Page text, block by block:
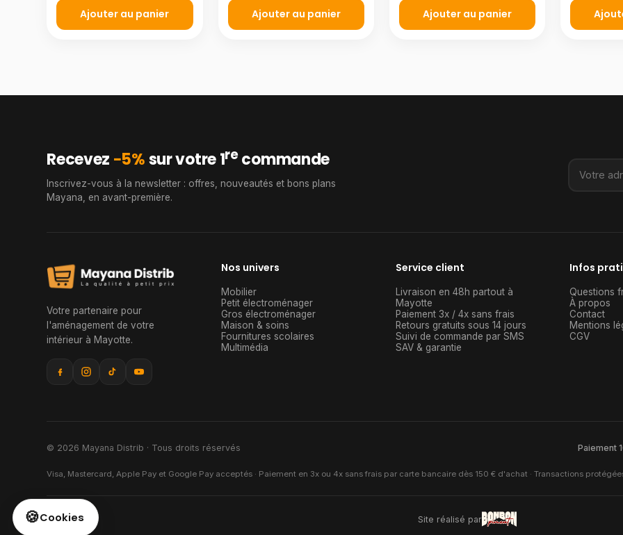
Ajouter au panier Ajouter au panier Ajouter au panier
Recevez −5%sur votre 1recommande
Inscrivez-vous à la newsletter : offres, nouveautés et bons plans
Mayana, en avant-première.
Votre partenaire pour
l'aménagement de votre
intérieur à Mayotte.
Nos univers
Mobilier
Petit électroménager
Gros électroménager
Maison & soins
Fournitures scolaires
Multimédia
Service client
Livraison en 48h partout à
Mayotte
Paiement 3x / 4x sans frais
Retours gratuits sous 14 jours
Suivi de commande par SMS
SAV & garantie
Infos
Questions
À propos
Contact
Mentions
CGV
© 2026 Mayana Distrib · Tous droits réservés Paiement
Visa, Mastercard, Apple Pay et Google Pay acceptés · Paiement en 3x ou 4x sans frais par carte bancaire dès 150 € d'achat · Transactions
Site réalisé par
🍪Cookies